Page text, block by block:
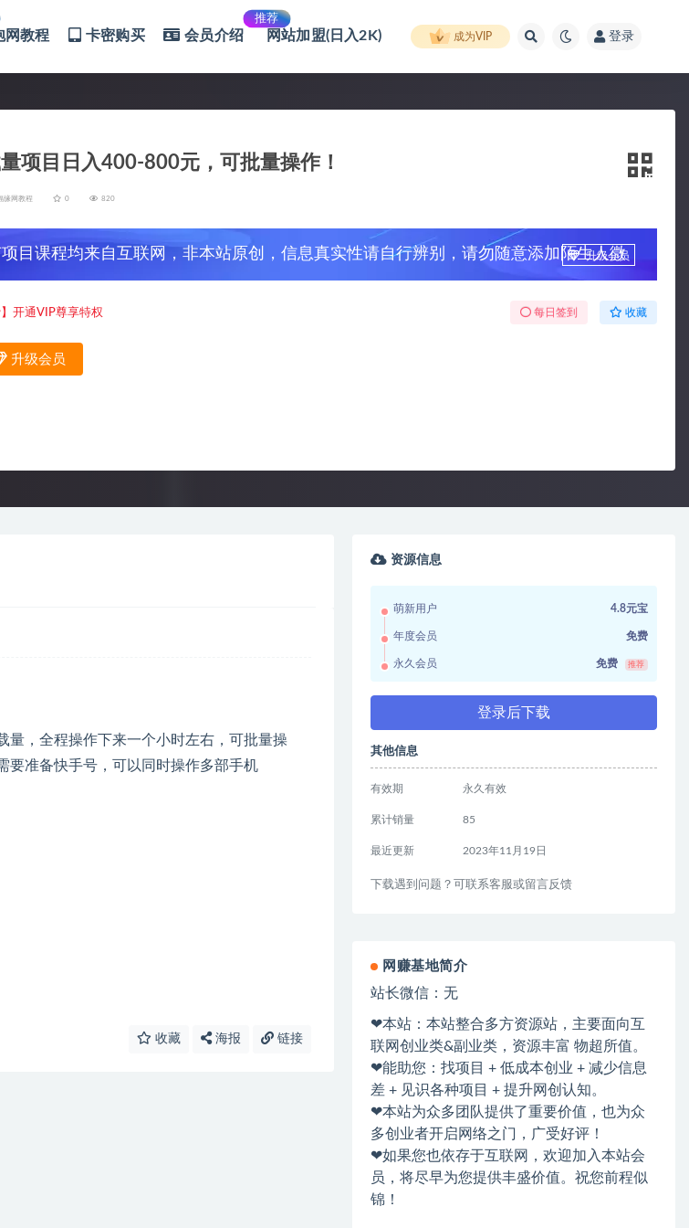
网教程 卡密购买 会员介绍
推荐
网站加盟(日入2K) 成为VIP 登录
项目日入400-800元，可批量操作！
缘网教程 0 820
项目课程均来自互联网，非本站原创，信息真实性请自行辨别，请勿随意添加陌生人微
！
升级会员
】开通VIP尊享特权 每日签到 收藏
升级会员
量，全程操作下来一个小时左右，可批量操
要准备快手号，可以同时操作多部手机
收藏 海报 链接
资源信息
萌新用户 4.8元宝
年度会员 免费
永久会员 免费 推荐
登录后下载
其他信息
有效期 永久有效
累计销量 85
最近更新 2023年11月19日
下载遇到问题？可联系客服或留言反馈
网赚基地简介
站长微信：无
❤本站：本站整合多方资源站，主要面向互
联网创业类&副业类，资源丰富 物超所值。
❤能助您：找项目 + 低成本创业 + 减少信息
差 + 见识各种项目 + 提升网创认知。
❤本站为众多团队提供了重要价值，也为众
多创业者开启网络之门，广受好评！
❤如果您也依存于互联网，欢迎加入本站会
员，将尽早为您提供丰盛价值。祝您前程似
锦！